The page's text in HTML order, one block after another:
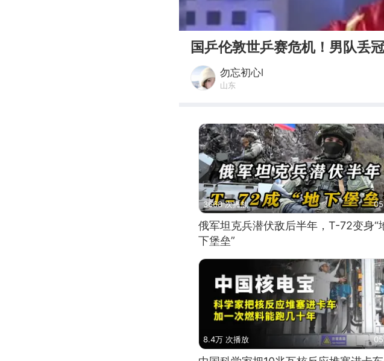
国乒伦敦世乒赛危机！男队丢
勿忘初心l
山东
3668 次播放
俄军坦克兵潜伏敌后半年，T-72变身“
下堡垒”
8.4万 次播放